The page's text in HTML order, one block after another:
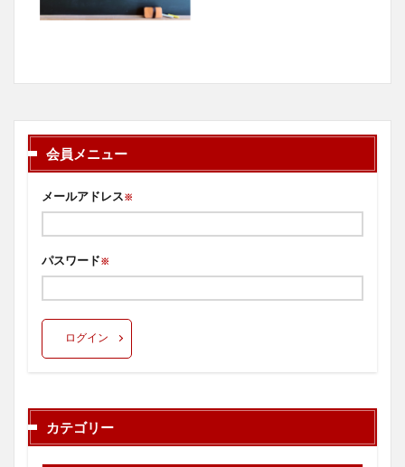
会員メニュー
メールアドレス※
パスワード※
ログイン
カテゴリー